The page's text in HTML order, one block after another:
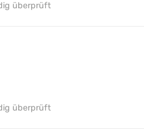
überprüft
überprüft